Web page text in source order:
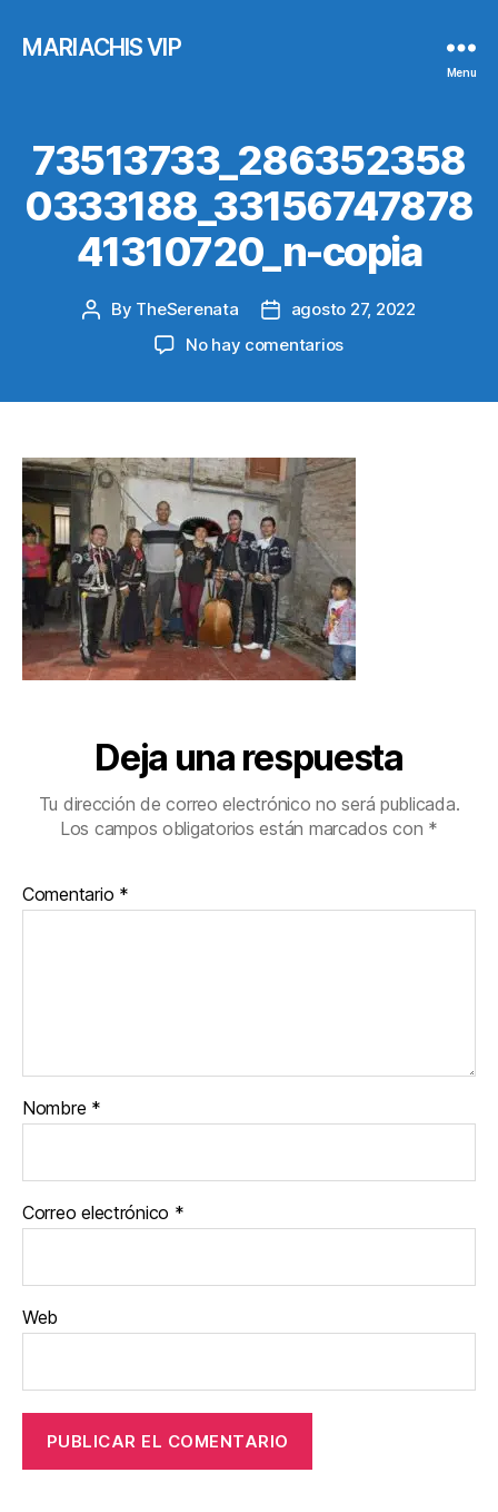
MARIACHIS VIP
Menu
73513733_286352358
0333188_33156747878
41310720_n-copia
Post
By TheSerenata
Post
date
agosto 27, 2022
No hay comentariosen
Deja una respuesta
Tu dirección de correo electrónico no será publicada.
Los campos obligatorios están marcados con *
Comentario *
Nombre *
Correo electrónico *
Web